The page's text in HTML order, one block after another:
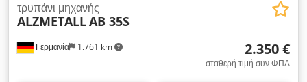
Γερμανία 1.761 km
τρυπάνι μηχανής
ALZMETALLAB 35S
2.350 €
σταθερή τιμή συν ΦΠΑ